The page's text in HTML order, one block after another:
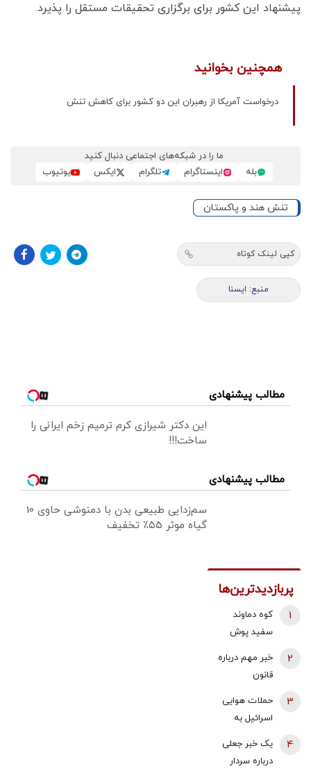
پیشنهاد این کشور برای برگزاری تحقیقات مستقل را پذیرد.
همچنین بخوانید
درخواست آمریکا از رهبران این دو کشور برای کاهش تنش
ما را در شبکه‌های اجتماعی دنبال کنید
بله
اینستاگرام تلگرام ایکس یوتیوب
تنش هند و پاکستان
کپی لینک کوتاه
منبع: ايسنا
مطالب پیشنهادی
این دکتر شیرازی کرم ترمیم زخم ایرانی را
ساخت!!!
مطالب پیشنهادی
سم‌زدایی طبیعی بدن با دمنوشی حاوی 10
گیاه موثر ۵۵٪ تخفیف
پربازدیدترین‌ها
کوه دماوند
سفید پوش
1
خبر مهم درباره
قانون
بازنشستگی
زنان و مردان
اعلام شد
2
حملات هوایی
اسرائیل به
زیر ساخت ها و
3
یک خبر جعلی
درباره سردار
4